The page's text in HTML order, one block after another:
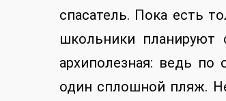
спасатель. Пока есть
школьники планируют
архиполезная: ведь по
один сплошной пляж.